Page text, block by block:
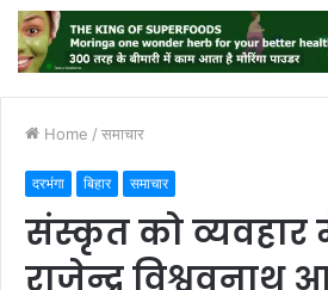
Home / समाचार
दरभंगा बिहार समाचार
संस्कृत को व्यवहार
राजेन्द्र विश्ववनाथ